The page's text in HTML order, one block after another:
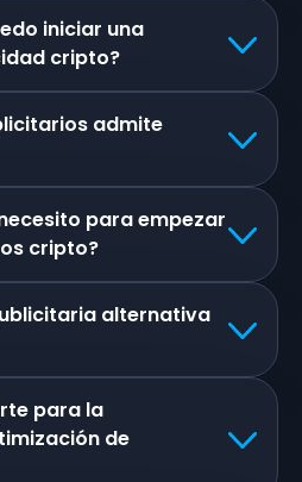
iniciar una
cripto?
admite
para empezar
cripto?
alternativa
para la
de